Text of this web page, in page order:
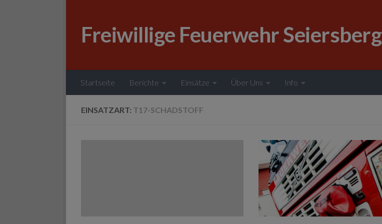
Freiwillige Feuerwehr Seiersberg
Startseite Berichte Einsätze Über Uns Info
EINSATZART: T17-SCHADSTOFF